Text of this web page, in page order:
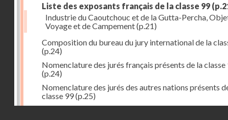
Liste des exposants français de la classe 99
Industrie du Caoutchouc et de la Gutta-Percha,
Voyage et de Campement(p.21)
Composition du bureau du jury international de la
(p.24)
Nomenclature des jurés français présents de la classe
(p.24)
Nomenclature des jurés des autres nations présents
classe 99(p.25)